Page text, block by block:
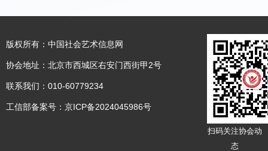
版权所有：中国社会艺术信息网
协会地址：北京市西城区右安门西街甲2号
联系我们：010-60779234
工信部备案号： 京ICP备2024045986号
扫码关注协会动
态